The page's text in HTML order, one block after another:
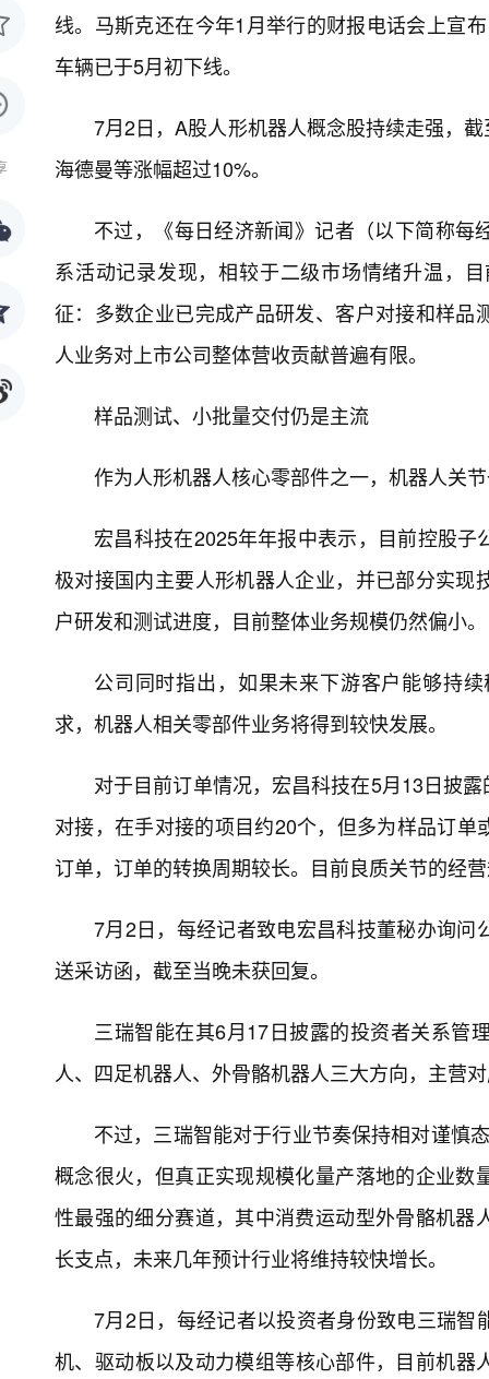
线。马斯克还在今年1月举行的财报电话会上宣
车辆已于5月初下线。
7月2日，A股人形机器人概念股持续走强，
海德曼等涨幅超过10%。
不过，《每日经济新闻》记者（以下简称
系活动记录发现，相较于二级市场情绪升温，
征：多数企业已完成产品研发、客户对接和样
人业务对上市公司整体营收贡献普遍有限。
样品测试、小批量交付仍是主流
作为人形机器人核心零部件之一，机器人关
宏昌科技在2025年年报中表示，目前控股
极对接国内主要人形机器人企业，并已部分实
户研发和测试进度，目前整体业务规模仍然偏小。
公司同时指出，如果未来下游客户能够持
求，机器人相关零部件业务将得到较快发展。
对于目前订单情况，宏昌科技在5月13日披
对接，在手对接的项目约20个，但多为样品订
订单，订单的转换周期较长。目前良质关节的经
7月2日，每经记者致电宏昌科技董秘办询
送采访函，截至当晚未获回复。
三瑞智能在其6月17日披露的投资者关系管
人、四足机器人、外骨骼机器人三大方向，主营
不过，三瑞智能对于行业节奏保持相对谨慎
概念很火，但真正实现规模化量产落地的企业
性最强的细分赛道，其中消费运动型外骨骼机
长支点，未来几年预计行业将维持较快增长。
7月2日，每经记者以投资者身份致电三瑞
机、驱动板以及动力模组等核心部件，目前机